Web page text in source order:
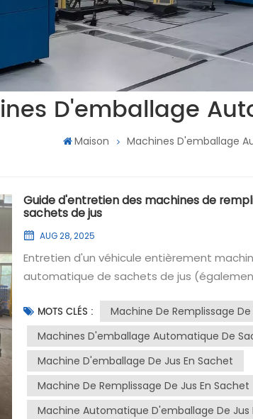
D'emballage
Maison Machines D'emballage
Guide d'entretien des machines de
sachets de jus
AUG 28, 2025
Entretien d'un véhicule entièrement
automatique de sachets de jus
ou machine à sachets de jus
essentiel à son bon fonctionnement et à
complet pour l'entretien de cet
quotidienTout d'abord, inspectez
machine pour vous assurer qu'elle n'est ni
Vérifiez la puissance et la pression d'air
MOTS CLÉS :
Machine De Remplissage
Machines D'emballage Automatique De
Machine D'emballage De Jus En Sachet
Machine De Remplissage De Jus En Sachet
Machine Automatique D'emballage De Jus